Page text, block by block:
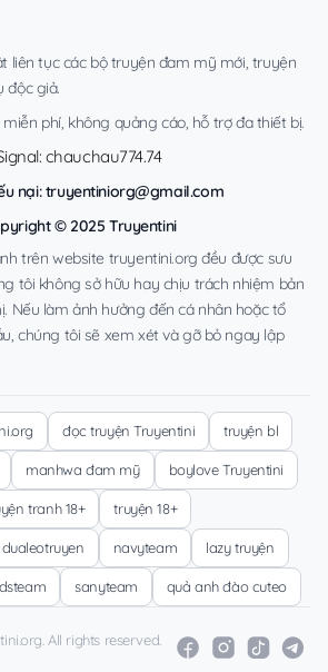
liên tục các bộ truyện đam mỹ mới, truyện
độc giả.
phí, không quảng cáo, hỗ trợ đa thiết bị.
chauchau774.74
nại:truyentiniorg@gmail.com
© 2025 Truyentini
trên website truyentini.org đều được sưu
tôi không sở hữu hay chịu trách nhiệm bản
Nếu làm ảnh hưởng đến cá nhân hoặc tổ
chúng tôi sẽ xem xét và gỡ bỏ ngay lập
đọc truyện Truyentini truyện bl
manhwa đam mỹ boylove Truyentini
tranh 18+ truyện 18+
dualeotruyen navyteam lazy truyện
sanyteam quả anh đào cuteo
All rights reserved.